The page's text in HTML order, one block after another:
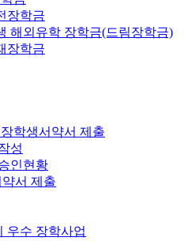
장학금
해외유학 장학금(드림장학금)
장학금
학생서약서 제출
성
인현황
서 제출
우수 장학사업